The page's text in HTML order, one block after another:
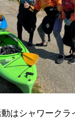
はシャワークラ